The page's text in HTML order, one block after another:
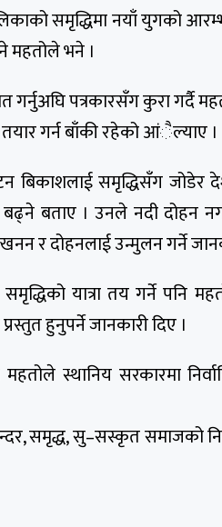
समृद्धिमा नयाँ युगको
महतोले भने ।
पत्रकारसँग कुरा गर्दै
तयार गर्न बाँकी रहेको आंैल्याए ।
बिकाशलाई समृद्धिसँग
बताए । उनले नदी दोहन
र दोहनलाई उन्मुलन गर्ने
यात्रा तय गर्ने पनि
हुनुपर्ने जानकारी दिए ।
स्थानिय सरकारमा
समृद्ध, सु–सस्कृत समाजको